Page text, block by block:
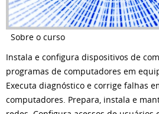
Sobre o curso
Instala e configura dispositivos de
programas de computadores em
Executa diagnóstico e corrige falhas
computadores. Prepara, instala e